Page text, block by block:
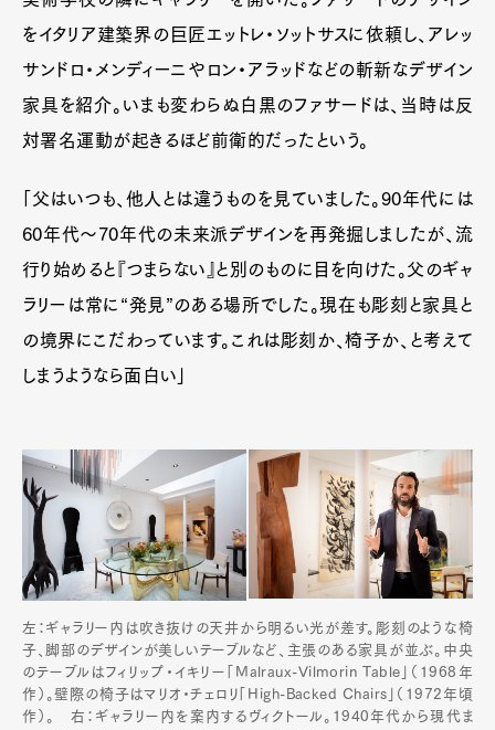
をイタリア建築界の巨匠エットレ・ソットサスに依頼し、アレッ
サンドロ・メンディーニやロン・アラッドなどの斬新なデザイン
家具を紹介。いまも変わらぬ白黒のファサードは、当時は反
対署名運動が起きるほど前衛的だったという。
「父はいつも、他人とは違うものを見ていました。90年代には
60年代〜70年代の未来派デザインを再発掘しましたが、流
行り始めると『つまらない』と別のものに目を向けた。父のギャ
ラリーは常に“発見”のある場所でした。現在も彫刻と家具と
の境界にこだわっています。これは彫刻か、椅子か、と考えて
しまうようなら面白い」
左：ギャラリー内は吹き抜けの天井から明るい光が差す。彫刻のような椅
子、脚部のデザインが美しいテーブルなど、主張のある家具が並ぶ。中央
のテーブルはフィリップ・イキリー「Malraux-Vilmorin Table」（1968年
作）。壁際の椅子はマリオ・チェロリ「High-Backed Chairs」（1972年頃
作）。 右：ギャラリー内を案内するヴィクトール。1940年代から現代ま